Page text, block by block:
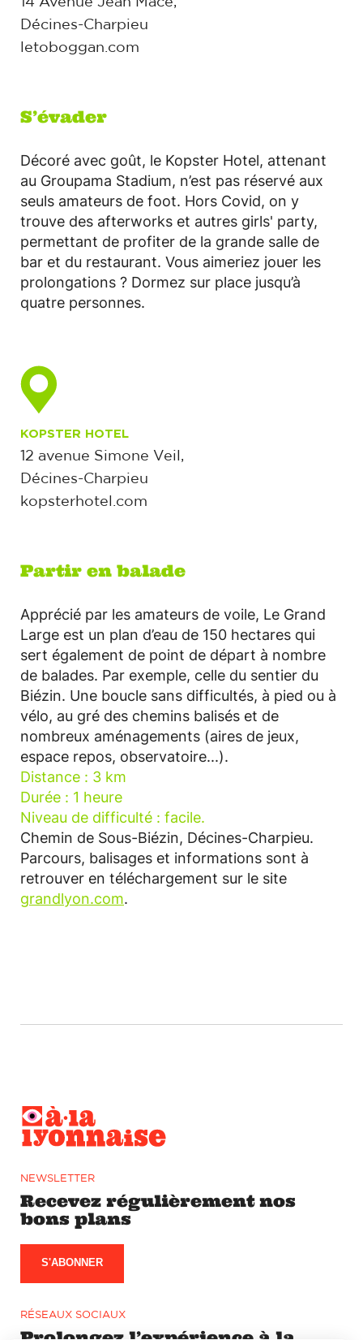
Décines-Charpieu
letoboggan.com
S’évader
Décoré avec goût, le Kopster Hotel, attenant
au Groupama Stadium, n’est pas réservé aux
seuls amateurs de foot. Hors Covid, on y
trouve des afterworks et autres girls' party,
permettant de profiter de la grande salle de
bar et du restaurant. Vous aimeriez jouer les
prolongations ? Dormez sur place jusqu’à
quatre personnes.
KOPSTER HOTEL
12 avenue Simone Veil,
Décines-Charpieu
kopsterhotel.com
Partir en balade
Apprécié par les amateurs de voile, Le Grand
Large est un plan d’eau de 150 hectares qui
sert également de point de départ à nombre
de balades. Par exemple, celle du sentier du
Biézin. Une boucle sans difficultés, à pied ou à
vélo, au gré des chemins balisés et de
nombreux aménagements (aires de jeux,
espace repos, observatoire...).
Distance : 3 km
Durée : 1 heure
Niveau de difficulté : facile.
Chemin de Sous-Biézin, Décines-Charpieu.
Parcours, balisages et informations sont à
retrouver en téléchargement sur le site
grandlyon.com.
NEWSLETTER
Recevez régulièrement nos
bons plans
S'ABONNER
RÉSEAUX SOCIAUX